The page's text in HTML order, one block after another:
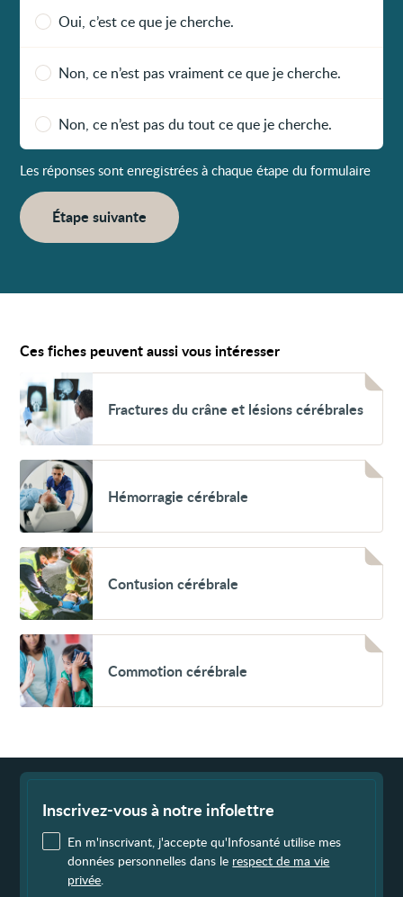
Oui, c’est ce que je cherche.
Non, ce n’est pas vraiment ce que je cherche.
Non, ce n’est pas du tout ce que je cherche.
Les réponses sont enregistrées à chaque étape du formulaire
Étape suivante
Ces fiches peuvent aussi vous intéresser
Voir
Fractures
du
crâne
et
cérébrales
Fractures du crâne et lésions cérébrales
Voir
Hémorragie
cérébrale
Hémorragie cérébrale
Voir
Contusion
cérébrale
Contusion cérébrale
Voir
Commotion
cérébrale
Commotion cérébrale
Inscrivez-vous à notre infolettre
En m'inscrivant, j'accepte qu'Infosanté utilise mes
données personnelles dans le respect de ma vie
privée.